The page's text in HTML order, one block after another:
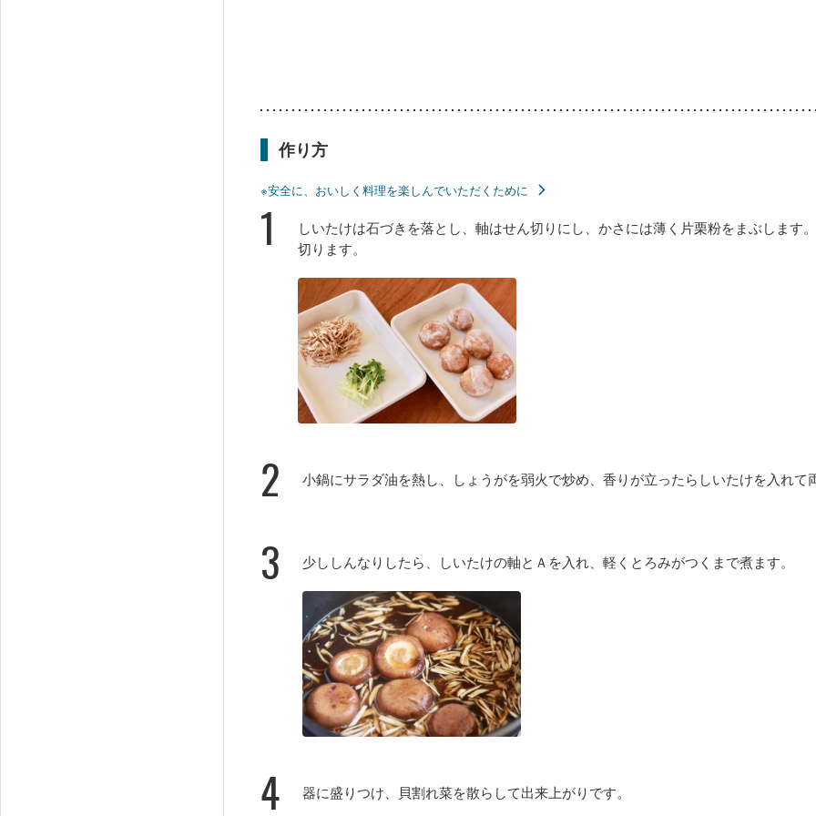
作り方
※安全に、おいしく料理を楽しんでいただくために
1
しいたけは石づきを落とし、軸はせん切りにし、かさには薄く片栗粉をまぶします
切ります。
2 小鍋にサラダ油を熱し、しょうがを弱火で炒め、香りが立ったらしいたけを入れて
3 少ししんなりしたら、しいたけの軸とＡを入れ、軽くとろみがつくまで煮ます。
4 器に盛りつけ、貝割れ菜を散らして出来上がりです。